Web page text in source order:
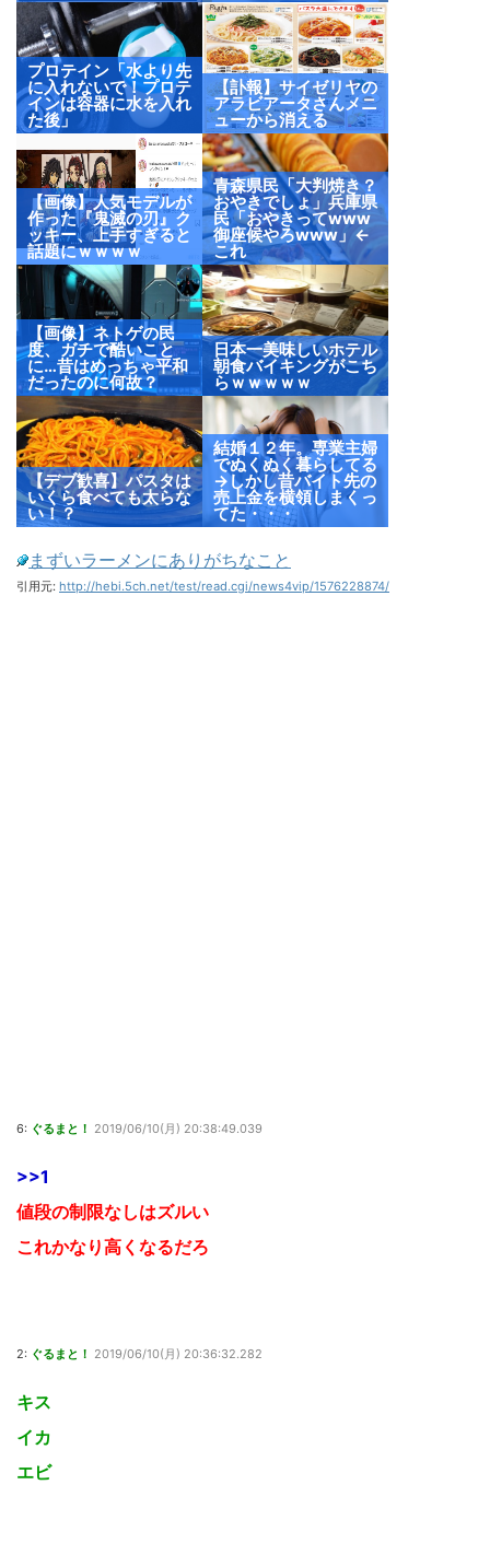
プロテイン「水より先
に入れないで！プロテ
インは容器に水を入れ
た後」
【訃報】サイゼリヤの
アラビアータさんメニ
ューから消える
【画像】人気モデルが
作った『鬼滅の刃』ク
ッキー、上手すぎると
話題にｗｗｗｗ
青森県民「大判焼き？
おやきでしょ」兵庫県
民「おやきってwww
御座候やろwww」←
これ
【画像】ネトゲの民
度、ガチで酷いこと
に…昔はめっちゃ平和
だったのに何故？
日本一美味しいホテル
朝食バイキングがこち
らｗｗｗｗｗ
【デブ歓喜】パスタは
いくら食べても太らな
い！？
結婚１２年。専業主婦
でぬくぬく暮らしてる
→しかし昔バイト先の
売上金を横領しまくっ
てた・・・
まずいラーメンにありがちなこと
引用元: http://hebi.5ch.net/test/read.cgi/news4vip/1576228874/
6: ぐるまと！ 2019/06/10(月) 20:38:49.039
>>1
値段の制限なしはズルい
これかなり高くなるだろ
2: ぐるまと！ 2019/06/10(月) 20:36:32.282
キス
イカ
エビ